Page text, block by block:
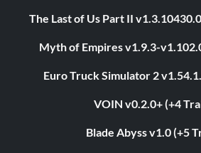
The Last of Us Part II
Myth of Empires v1.9.3-
Euro Truck Simulator 2
VOIN v0.2.0+ (+4
Blade Abyss v1.0 (+5